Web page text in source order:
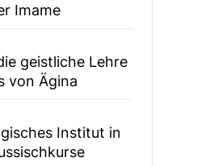
Imame
geistliche Lehre
von Ägina
Institut in